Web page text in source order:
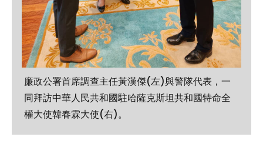
廉政公署首席調查主任黃漢傑(左)與警隊代表，一
同拜訪中華人民共和國駐哈薩克斯坦共和國特命全
權大使韓春霖大使(右)。